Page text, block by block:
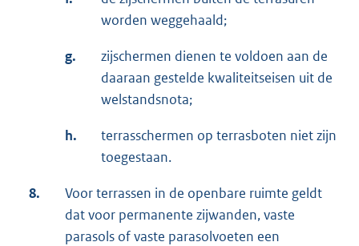
worden weggehaald;
g.
zijschermen dienen te voldoen aan de
daaraan gestelde kwaliteitseisen uit de
welstandsnota;
h.
terrasschermen op terrasboten niet zijn
toegestaan.
8.
Voor terrassen in de openbare ruimte geldt
dat voor permanente zijwanden, vaste
parasols of vaste parasolvoeten een